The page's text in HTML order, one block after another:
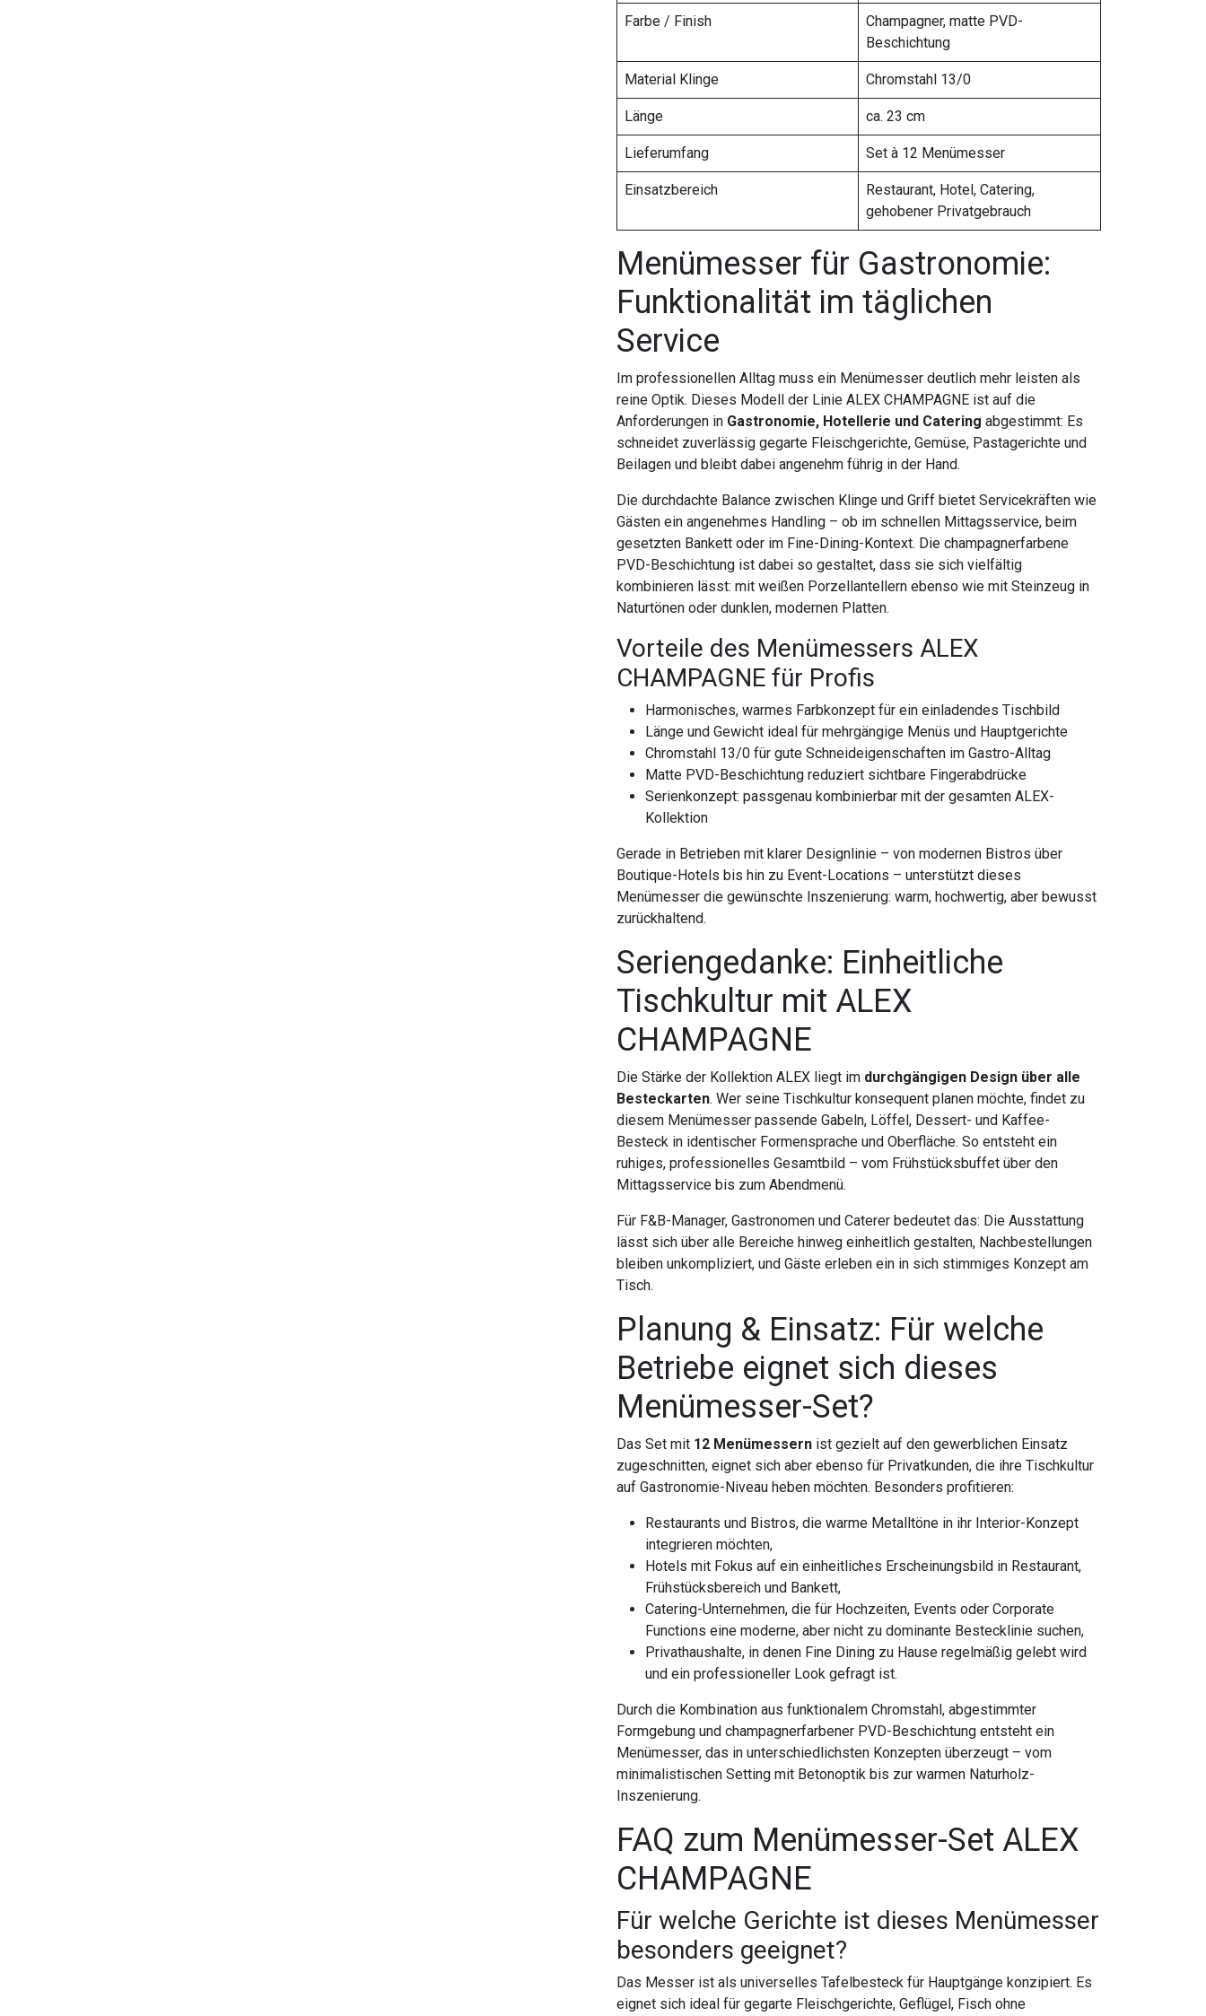
Farbe / Finish
Champagner, matte PVD-
Beschichtung
Material Klinge Chromstahl 13/0
Länge ca. 23 cm
Lieferumfang Set à 12 Menümesser
Einsatzbereich
Restaurant, Hotel, Catering,
gehobener Privatgebrauch
Menümesser für Gastronomie:
Funktionalität im täglichen
Service
Im professionellen Alltag muss ein Menümesser deutlich mehr leisten als
reine Optik. Dieses Modell der Linie ALEX CHAMPAGNE ist auf die
Anforderungen in Gastronomie, Hotellerie und Catering abgestimmt: Es
schneidet zuverlässig gegarte Fleischgerichte, Gemüse, Pastagerichte und
Beilagen und bleibt dabei angenehm führig in der Hand.
Die durchdachte Balance zwischen Klinge und Griff bietet Servicekräften wie
Gästen ein angenehmes Handling – ob im schnellen Mittagsservice, beim
gesetzten Bankett oder im Fine-Dining-Kontext. Die champagnerfarbene
PVD-Beschichtung ist dabei so gestaltet, dass sie sich vielfältig
kombinieren lässt: mit weißen Porzellantellern ebenso wie mit Steinzeug in
Naturtönen oder dunklen, modernen Platten.
Vorteile des Menümessers ALEX
CHAMPAGNE für Profis
Harmonisches, warmes Farbkonzept für ein einladendes Tischbild
Länge und Gewicht ideal für mehrgängige Menüs und Hauptgerichte
Chromstahl 13/0 für gute Schneideigenschaften im Gastro-Alltag
Matte PVD-Beschichtung reduziert sichtbare Fingerabdrücke
Serienkonzept: passgenau kombinierbar mit der gesamten ALEX-
Kollektion
Gerade in Betrieben mit klarer Designlinie – von modernen Bistros über
Boutique-Hotels bis hin zu Event-Locations – unterstützt dieses
Menümesser die gewünschte Inszenierung: warm, hochwertig, aber bewusst
zurückhaltend.
Seriengedanke: Einheitliche
Tischkultur mit ALEX
CHAMPAGNE
Die Stärke der Kollektion ALEX liegt im durchgängigen Design über alle
Besteckarten. Wer seine Tischkultur konsequent planen möchte, findet zu
diesem Menümesser passende Gabeln, Löffel, Dessert- und Kaffee-
Besteck in identischer Formensprache und Oberfläche. So entsteht ein
ruhiges, professionelles Gesamtbild – vom Frühstücksbuffet über den
Mittagsservice bis zum Abendmenü.
Für F&B-Manager, Gastronomen und Caterer bedeutet das: Die Ausstattung
lässt sich über alle Bereiche hinweg einheitlich gestalten, Nachbestellungen
bleiben unkompliziert, und Gäste erleben ein in sich stimmiges Konzept am
Tisch.
Planung & Einsatz: Für welche
Betriebe eignet sich dieses
Menümesser-Set?
Das Set mit 12 Menümessern ist gezielt auf den gewerblichen Einsatz
zugeschnitten, eignet sich aber ebenso für Privatkunden, die ihre Tischkultur
auf Gastronomie-Niveau heben möchten. Besonders profitieren:
Restaurants und Bistros, die warme Metalltöne in ihr Interior-Konzept
integrieren möchten,
Hotels mit Fokus auf ein einheitliches Erscheinungsbild in Restaurant,
Frühstücksbereich und Bankett,
Catering-Unternehmen, die für Hochzeiten, Events oder Corporate
Functions eine moderne, aber nicht zu dominante Bestecklinie suchen,
Privathaushalte, in denen Fine Dining zu Hause regelmäßig gelebt wird
und ein professioneller Look gefragt ist.
Durch die Kombination aus funktionalem Chromstahl, abgestimmter
Formgebung und champagnerfarbener PVD-Beschichtung entsteht ein
Menümesser, das in unterschiedlichsten Konzepten überzeugt – vom
minimalistischen Setting mit Betonoptik bis zur warmen Naturholz-
Inszenierung.
FAQ zum Menümesser-Set ALEX
CHAMPAGNE
Für welche Gerichte ist dieses Menümesser
besonders geeignet?
Das Messer ist als universelles Tafelbesteck für Hauptgänge konzipiert. Es
eignet sich ideal für gegarte Fleischgerichte, Geflügel, Fisch ohne